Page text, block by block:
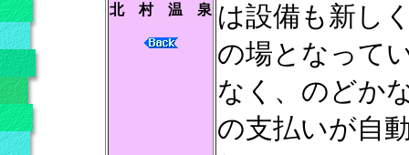
北 村 温 泉 は設備も新し
の場となって
なく、のどか
の支払いが自